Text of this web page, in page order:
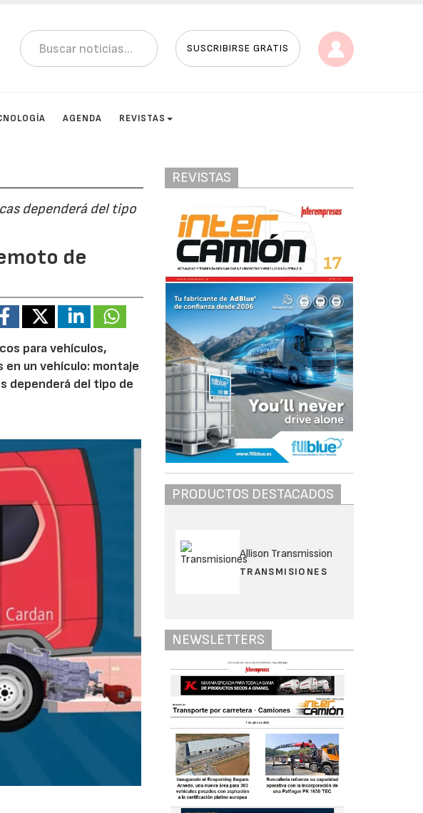
SUSCRIBIRSE GRATIS
AGENDA REVISTAS
dependerá del tipo
de
para vehículos,
un vehículo: montaje
dependerá del tipo de
REVISTAS
PRODUCTOS DESTACADOS
Allison Transmission
TRANSMISIONES
NEWSLETTERS